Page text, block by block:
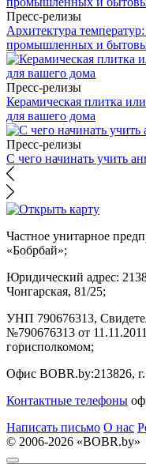
Пресс-релизы
Архитектура
промышленных и
Пресс-релизы
Керамическая плитка
для вашего дома
Пресс-релизы
С чего начинать учить
Частное унитарное
«Бобрбай»;
Юридический адрес:
Чонгарская, 81/25;
УНП 790676313,
№790676313 от
горисполкомом;
Офис BOBR.by:213826,
Контактные телефоны
Написать письмо О нас
© 2006-2026 «BOBR.by»